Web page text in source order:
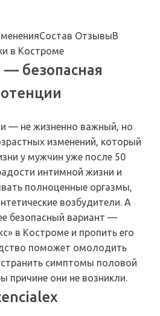
Состав ОтзывыВ
в Костроме
— безопасная
— не жизненно важный, но
изменений, который
у мужчин уже после 50
интимной жизни и
полноценные оргазмы,
возбудители. А
безопасный вариант —
в Костроме и пропить его
поможет омолодить
симптомы половой
причине они не возникли.